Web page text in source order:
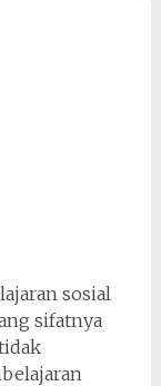
sosial
sifatnya